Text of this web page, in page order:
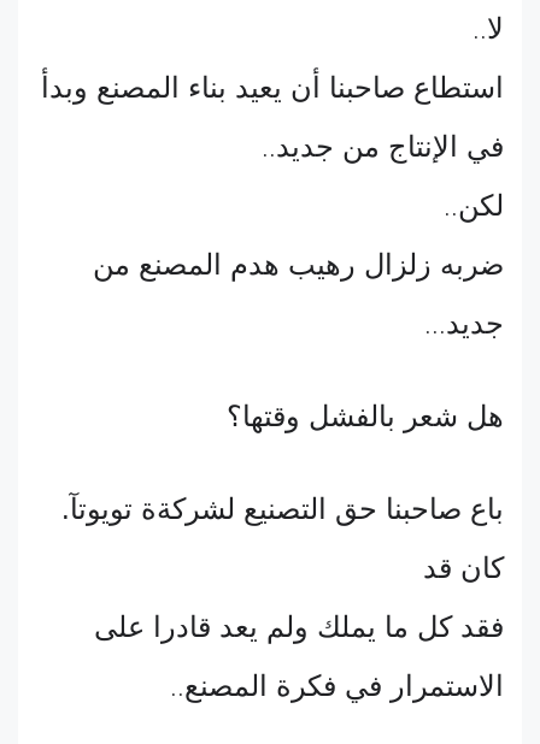
لا..
استطاع صاحبنا أن يعيد بناء المصنع وبدأ
في الإنتاج من جديد..
لكن..
ضربه زلزال رهيب هدم المصنع من
جديد...
هل شعر بالفشل وقتها؟
باع صاحبنا حق التصنيع لشركةة تويوتآ.
كان قد
فقد كل ما يملك ولم يعد قادرا على
الاستمرار في فكرة المصنع..